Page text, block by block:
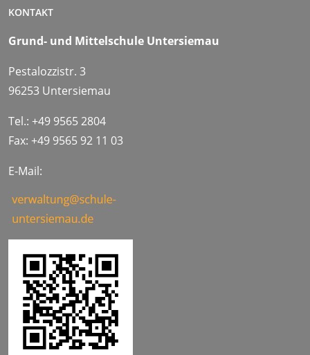
KONTAKT
Grund- und Mittelschule Untersiemau
Pestalozzistr. 3
96253 Untersiemau
Tel.: +49 9565 2804
Fax: +49 9565 92 11 03
E-Mail: